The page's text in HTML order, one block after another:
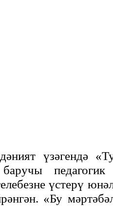
үзәгендә
педагогик
үстерү
«Бу